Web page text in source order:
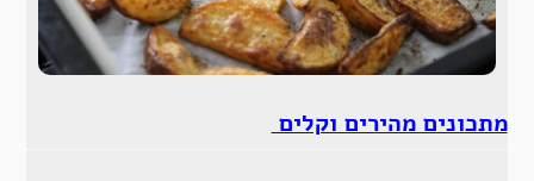
מתכונים מהירים וקלים